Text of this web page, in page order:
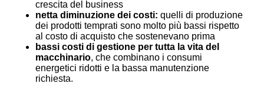
crescita del business
netta diminuzione dei costi: quelli di produzione
dei prodotti temprati sono molto più bassi rispetto
al costo di acquisto che sostenevano prima
bassi costi di gestione per tutta la vita del
macchinario, che combinano i consumi
energetici ridotti e la bassa manutenzione
richiesta.